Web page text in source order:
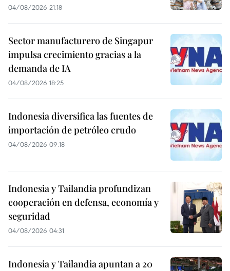
04/08/2026 21:18
Sector manufacturero de Singapur
impulsa crecimiento gracias a la
demanda de IA
04/08/2026 18:25
Indonesia diversifica las fuentes de
importación de petróleo crudo
04/08/2026 09:18
Indonesia y Tailandia profundizan
cooperación en defensa, economía y
seguridad
04/08/2026 04:31
Indonesia y Tailandia apuntan a 20